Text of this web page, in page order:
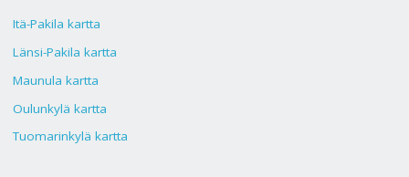
Itä-Pakila kartta
Länsi-Pakila kartta
Maunula kartta
Oulunkylä kartta
Tuomarinkylä kartta